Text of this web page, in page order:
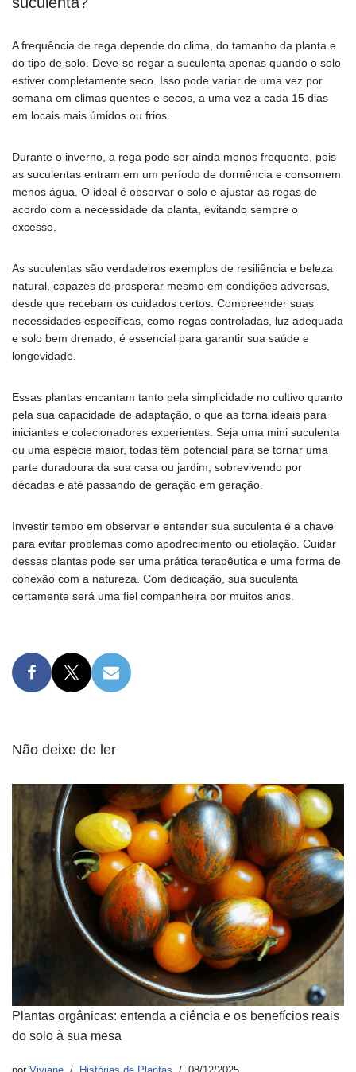
A frequência de rega depende do clima, do tamanho da planta e
do tipo de solo. Deve-se regar a suculenta apenas quando o solo
estiver completamente seco. Isso pode variar de uma vez por
semana em climas quentes e secos, a uma vez a cada 15 dias
em locais mais úmidos ou frios.
Durante o inverno, a rega pode ser ainda menos frequente, pois
as suculentas entram em um período de dormência e consomem
menos água. O ideal é observar o solo e ajustar as regas de
acordo com a necessidade da planta, evitando sempre o
excesso.
As suculentas são verdadeiros exemplos de resiliência e beleza
natural, capazes de prosperar mesmo em condições adversas,
desde que recebam os cuidados certos. Compreender suas
necessidades específicas, como regas controladas, luz adequada
e solo bem drenado, é essencial para garantir sua saúde e
longevidade.
Essas plantas encantam tanto pela simplicidade no cultivo quanto
pela sua capacidade de adaptação, o que as torna ideais para
iniciantes e colecionadores experientes. Seja uma mini suculenta
ou uma espécie maior, todas têm potencial para se tornar uma
parte duradoura da sua casa ou jardim, sobrevivendo por
décadas e até passando de geração em geração.
Investir tempo em observar e entender sua suculenta é a chave
para evitar problemas como apodrecimento ou etiolação. Cuidar
dessas plantas pode ser uma prática terapêutica e uma forma de
conexão com a natureza. Com dedicação, sua suculenta
certamente será uma fiel companheira por muitos anos.
Não deixe de ler
Plantas orgânicas: entenda a ciência e os benefícios reais
do solo à sua mesa